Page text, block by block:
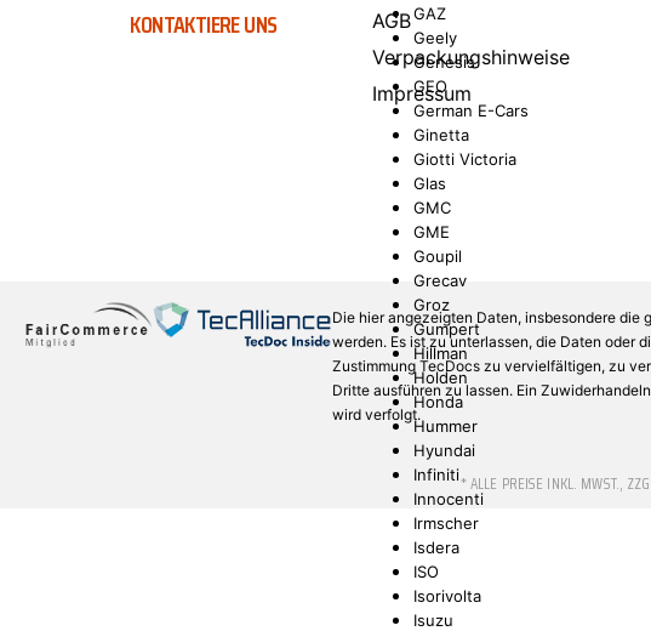
GAZ
Geely
Genesis
GEO
German E-Cars
Ginetta
Giotti Victoria
Glas
GMC
GME
Goupil
Grecav
Groz
Gumpert
Hillman
Holden
Honda
Hummer
Hyundai
Infiniti
Innocenti
Irmscher
Isdera
ISO
Isorivolta
Isuzu
KONTAKTIERE UNS
AGB
Verpackungshinweise
Impressum
Die hier angezeigten Daten, insbesondere
werden. Es ist zu unterlassen, die Daten oder
Zustimmung TecDocs zu vervielfältigen, zu
Dritte ausführen zu lassen. Ein
wird verfolgt.
* ALLE PREISE INKL. MWST.,